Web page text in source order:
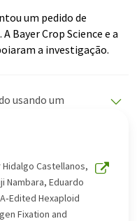
um pedido de
Bayer Crop Science e a
a investigação.
usando um
para
tradução
erros de
artigo original em
Hidalgo Castellanos,
Nambara, Eduardo
‐Edited Hexaploid
Fixation and